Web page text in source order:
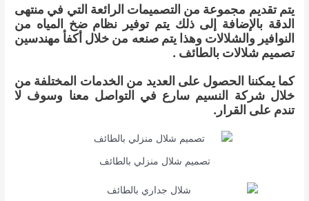
يتم تقديم مجموعة من التصميمات الرائعة التي في منتهى
الدقة بالإضافة إلى ذلك يتم توفير نظام ضخ المياه من
النوافير والشلالات وهذا يتم صنعه من خلال أكفأ مهندسين
تصميم شلالات بالطائف .
كما يمكننا الحصول على العديد من الخدمات المختلفة من
خلال شركة النسيم سارع في التواصل معنا وسوف لا
تندم على القرار.
تصميم شلال منزلي بالطائف